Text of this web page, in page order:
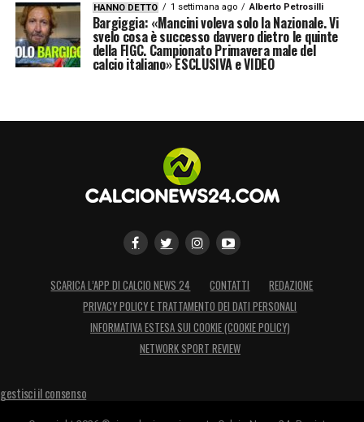
PORTO (3-1-2-1-3): Claudio Ramos; Martim
Fernandes, Ze Pedro, Marcano;, Varela; Joao
Mario, Moura; Mora, Vieira, Aghehowa,
HANNO DETTO 1 settimana ago Alberto Petrosilli
Bargiggia: «Mancini voleva solo la Nazionale. Vi
svelo cosa è successo davvero dietro le quinte
della FIGC. Campionato Primavera male del
calcio italiano» ESCLUSIVA e VIDEO
SCARICA L’APP DI CALCIO NEWS 24 CONTATTI
REDAZIONE
PRIVACY POLICY E TRATTAMENTO DEI DATI PERSONALI
INFORMATIVA ESTESA SUI COOKIE (COOKIE POLICY)
NETWORK SPORT REVIEW
gestisci il consenso